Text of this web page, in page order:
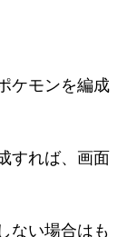
ケモンを編成
すれば、画面
ない場合はも